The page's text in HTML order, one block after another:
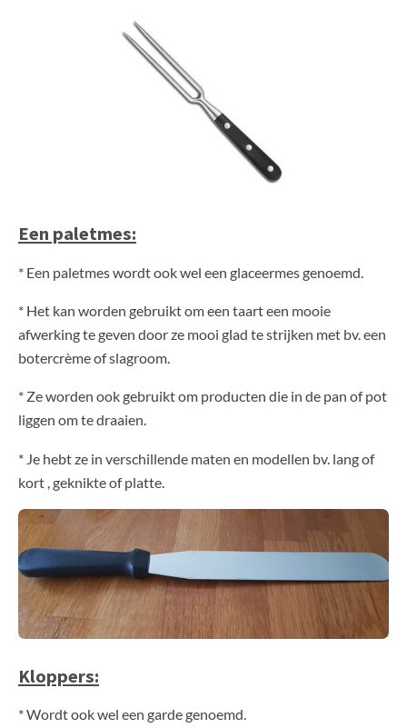
Een paletmes:
* Een paletmes wordt ook wel een glaceermes genoemd.
* Het kan worden gebruikt om een taart een mooie
afwerking te geven door ze mooi glad te strijken met bv. een
botercrème of slagroom.
* Ze worden ook gebruikt om producten die in de pan of pot
liggen om te draaien.
* Je hebt ze in verschillende maten en modellen bv. lang of
kort , geknikte of platte.
Kloppers:
* Wordt ook wel een garde genoemd.